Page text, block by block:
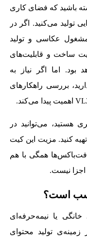
باشید که فضای کاری
تولید می‌کنید. اگر در
عکاسی و تولید
ساخت و قابلیت‌های
بود. اما اگر نیاز به
بررسی راهکارهای
هستید، می‌توانید در
کنید. مزیت این کیت
همگی با هم
اجزا نیست.
است؟
خانگی یا نیمه‌حرفه‌ای
تولید محتوای